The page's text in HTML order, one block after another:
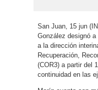
San Juan, 15 jun
González designó
a la dirección
Recuperación,
(COR3) a partir del
continuidad en las